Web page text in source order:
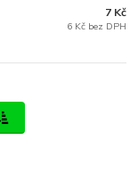
7 Kč
6 Kč bez DPH